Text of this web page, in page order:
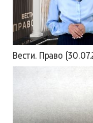
Вести. Право